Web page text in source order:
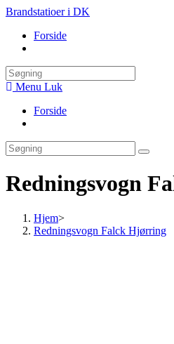
Skip
content
Brandstatioer i DK
Forside
search
Menu Luk
Forside
search
Redningsvogn
Hjem>
Redningsvogn Falck Hjørring